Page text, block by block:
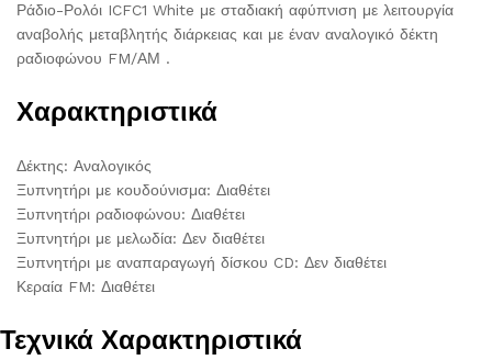
Ράδιο-Ρολόι ICFC1 White με σταδιακή αφύπνιση με λειτουργία
αναβολής μεταβλητής διάρκειας και με έναν αναλογικό δέκτη
ραδιοφώνου FM/ΑΜ .
Χαρακτηριστικά
Δέκτης: Αναλογικός
Ξυπνητήρι με κουδούνισμα: Διαθέτει
Ξυπνητήρι ραδιοφώνου: Διαθέτει
Ξυπνητήρι με μελωδία: Δεν διαθέτει
Ξυπνητήρι με αναπαραγωγή δίσκου CD: Δεν διαθέτει
Κεραία FM: Διαθέτει
Τεχνικά Χαρακτηριστικά